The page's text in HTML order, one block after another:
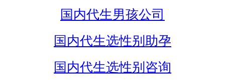
国内代生男孩公司
国内代生选性别助孕
国内代生选性别咨询